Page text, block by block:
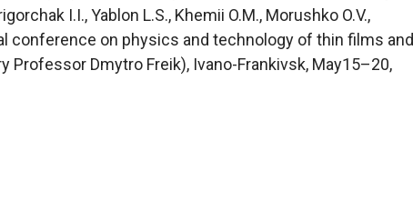
I.I., Yablon L.S., Khemii O.M., Morushko O.V.,
conference on physics and technology of thin films and
Dmytro Freik), Ivano-Frankivsk, May15–20,